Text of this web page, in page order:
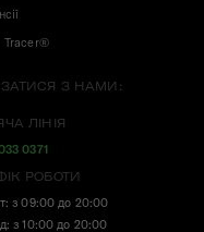
Tracer®
З НАМИ:
ЛІНІЯ
0371
РОБОТИ
з 09:00 до 20:00
з 10:00 до 20:00